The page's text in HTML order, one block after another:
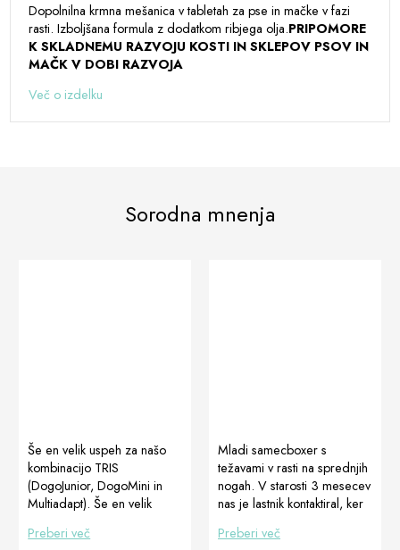
Dopolnilna krmna mešanica v tabletah za pse in mačke v fazi
rasti. Izboljšana formula z dodatkom ribjega olja.PRIPOMORE
K SKLADNEMU RAZVOJU KOSTI IN SKLEPOV PSOV IN
MAČK V DOBI RAZVOJA
Več o izdelku
Sorodna mnenja
Še en velik uspeh za našo
kombinacijo TRIS
(DogoJunior, DogoMini in
Multiadapt). Še en velik
TRIS (DogoJunior, DogoMini
Preberi več
Mladi samecboxer s
težavami v rasti na sprednjih
nogah. V starosti 3 mesecev
nas je lastnik kontaktiral, ker
upognjene sprednje noge,
Preberi več